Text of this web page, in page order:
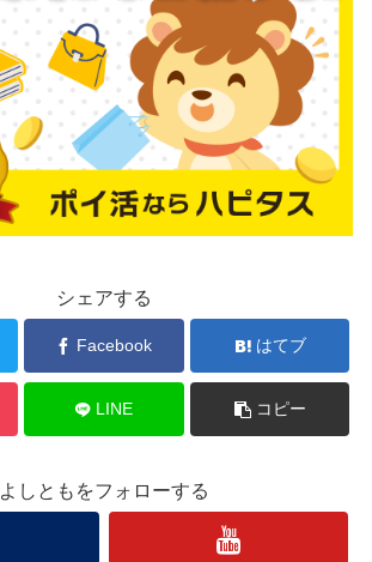
シェアする
Facebook はてブ
LINE コピー
よしともをフォローする